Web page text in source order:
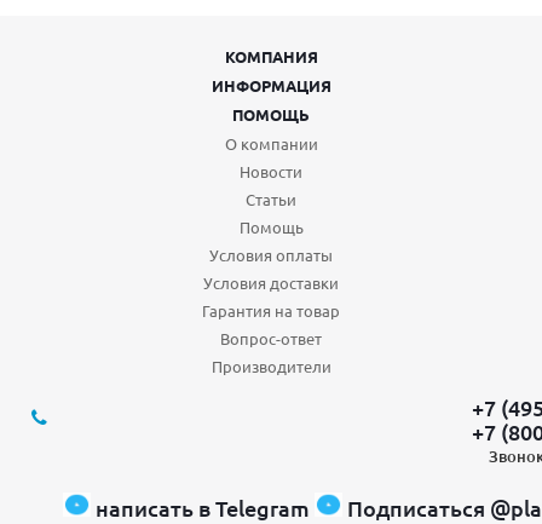
КОМПАНИЯ
ИНФОРМАЦИЯ
ПОМОЩЬ
О компании
Новости
Статьи
Помощь
Условия оплаты
Условия доставки
Гарантия на товар
Вопрос-ответ
Производители
+7
+7
написать в Telegram Подписаться